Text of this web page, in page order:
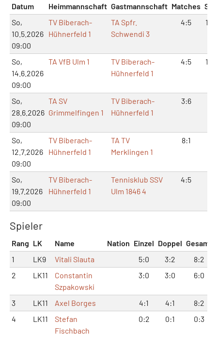
Datum Heimmannschaft Gastmannschaft Matches
So,
10.5.2026
09:00
TV Biberach-
Hühnerfeld 1
TA Spfr.
Schwendi 3
4:5
So,
14.6.2026
09:00
TA VfB Ulm 1
TV Biberach-
Hühnerfeld 1
4:5
So,
28.6.2026
09:00
TA SV
Grimmelfingen 1
TV Biberach-
Hühnerfeld 1
3:6
So,
12.7.2026
09:00
TV Biberach-
Hühnerfeld 1
TA TV
Merklingen 1
8:1
So,
19.7.2026
09:00
TV Biberach-
Hühnerfeld 1
Tennisklub SSV
Ulm 1846 4
4:5
Spieler
Rang LK Name Nation Einzel Doppel Gesamt
1
LK9 Vitali Slauta 5:0 3:2
8:2
2
LK11
Constantin
Szpakowski
3:0 3:0 6:0
3 LK11 Axel Borges 4:1 4:1
8:2
4
LK11
Stefan
Fischbach
0:2 0:1 0:3